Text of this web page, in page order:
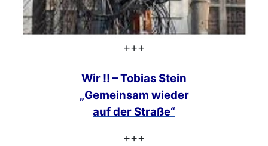
+++
Wir !! – Tobias Stein
„Gemeinsam wieder
auf der Straße“
+++